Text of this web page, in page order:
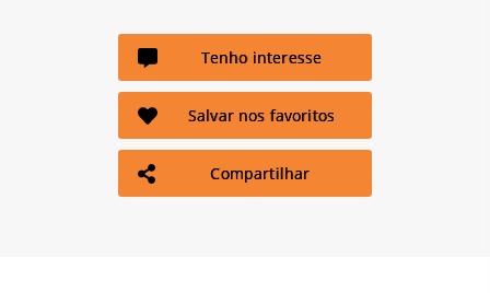
Tenho interesse
Salvar nos favoritos
Compartilhar